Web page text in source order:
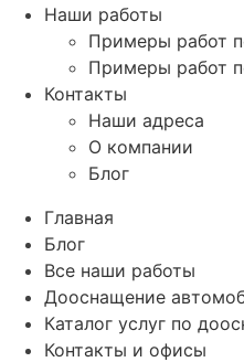
Наши работы
Примеры работ
Примеры работ
Контакты
Наши адреса
О компании
Блог
Главная
Блог
Все наши работы
Дооснащение
Каталог услуг по
Контакты и офисы